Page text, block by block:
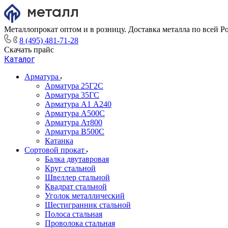
Металлопрокат оптом и в розницу. Доставка металла по всей
8 (495) 481-71-28
Скачать прайс
Каталог
Арматура
Арматура 25Г2С
Арматура 35ГС
Арматура А1 А240
Арматура А500С
Арматура Ат800
Арматура В500С
Катанка
Сортовой прокат
Балка двутавровая
Круг стальной
Швеллер стальной
Квадрат стальной
Уголок металлический
Шестигранник стальной
Полоса стальная
Проволока стальная